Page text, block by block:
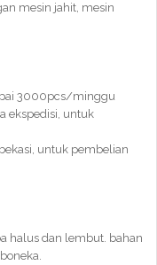
mesin jahit, mesin
3000pcs/minggu
ekspedisi, untuk
untuk pembelian
halus dan lembut. bahan